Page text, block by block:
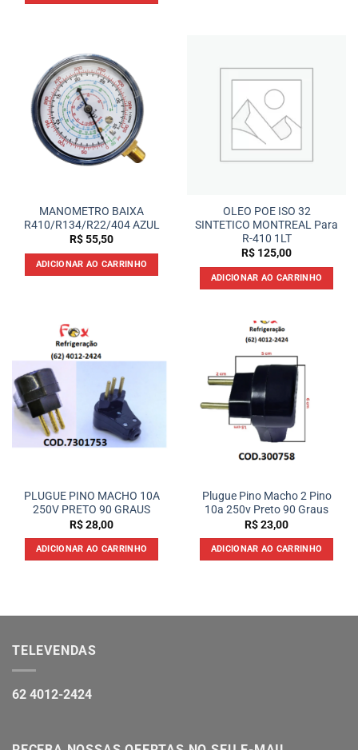
MANOMETRO BAIXA
R410/R134/R22/404 AZUL
R$55,50
ADICIONAR AO CARRINHO
OLEO POE ISO 32
SINTETICO MONTREAL Para
R-410 1LT
R$ 125,00
ADICIONAR AO CARRINHO
PLUGUE PINO MACHO 10A
250V PRETO 90 GRAUS
R$28,00
ADICIONAR AO CARRINHO
Plugue Pino Macho 2 Pino
10a 250v Preto 90 Graus
R$23,00
ADICIONAR AO CARRINHO
TELEVENDAS
62 4012-2424